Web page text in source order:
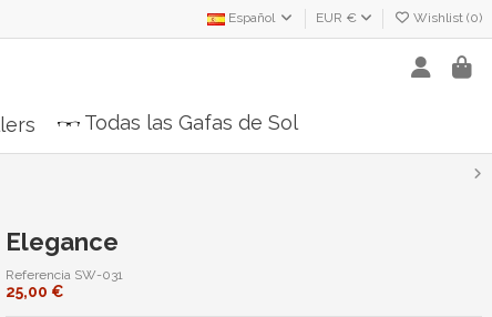
Español EUR € Wishlist (0)
Todas las Gafas de Sol
Elegance
Referencia SW-031
25,00 €